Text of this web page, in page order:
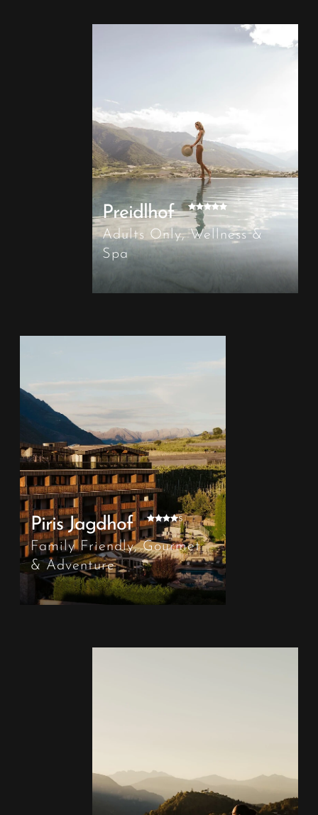
Preidlhof
Adults Only, Wellness &
Spa
Piris Jagdhof s
Family Friendly, Gourmet
& Adventure